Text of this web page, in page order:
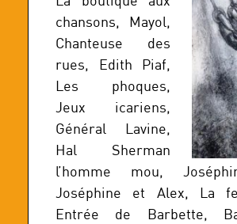
chansons, Mayol,
Chanteuse des
rues, Edith Piaf,
Les phoques,
Jeux icariens,
Général Lavine,
Hal Sherman
l’homme mou,
Joséphine et Alex, La
Entrée de Barbette,